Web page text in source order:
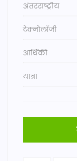
अंतरराष्ट्रीय
टेक्नोलॉजी
आर्थिकी
यात्रा